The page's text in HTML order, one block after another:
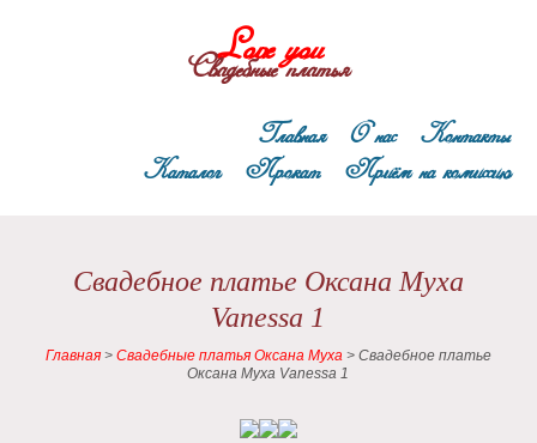
Love you
Свадебные платья
Контакты
О нас
Главная
Приём на комиссию
Прокат
Каталог
Свадебное платье Оксана Муха
Vanessa 1
Главная> Свадебные платья Оксана Муха> Свадебное платье
Оксана Муха Vanessa 1